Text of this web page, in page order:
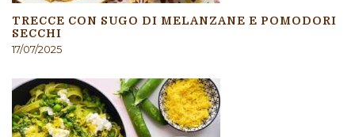
TRECCE CON SUGO DI MELANZANE E POMODORI
SECCHI
17/07/2025